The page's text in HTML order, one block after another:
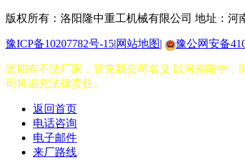
版权所有：洛阳隆中重工机械有限公司 地址：河
豫ICP备10207782号-15|网站地图| 豫公网安备
近期有不法厂家，冒充我公司名义 以河南隆中，
司将追究法律责任。
返回首页
电话咨询
电子邮件
来厂路线